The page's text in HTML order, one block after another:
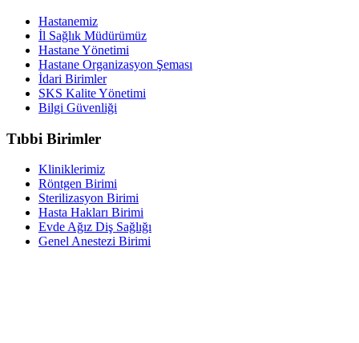
Hastanemiz
İl Sağlık Müdürümüz
Hastane Yönetimi
Hastane Organizasyon Şeması
İdari Birimler
SKS Kalite Yönetimi
Bilgi Güvenliği
Tıbbi Birimler
Kliniklerimiz
Röntgen Birimi
Sterilizasyon Birimi
Hasta Hakları Birimi
Evde Ağız Diş Sağlığı
Genel Anestezi Birimi